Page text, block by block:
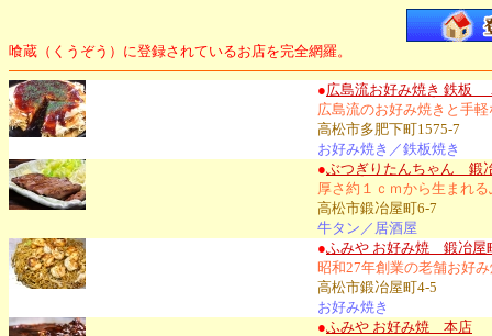
喰蔵（くうぞう）に登録されているお店を完全網羅。
●広島流お好み焼き 鉄板
広島流のお好み焼きと手
高松市多肥下町1575-7
お好み焼き／鉄板焼き
●ぶつぎりたんちゃん 鍛
厚さ約１ｃｍから生まれ
高松市鍛冶屋町6-7
牛タン／居酒屋
●ふみや お好み焼 鍛冶屋
昭和27年創業の老舗お好
高松市鍛冶屋町4-5
お好み焼き
●ふみや お好み焼 本店